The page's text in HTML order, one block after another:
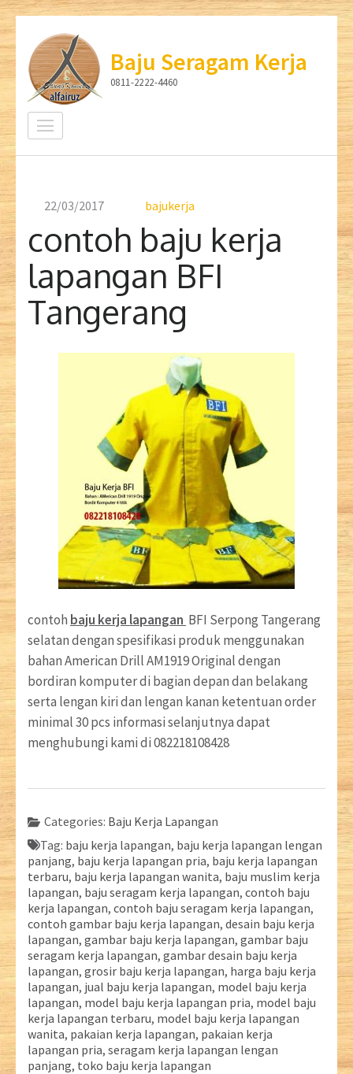
ke
konten
(Tekan
Enter)
Baju Seragam Kerja
0811-2222-4460
22/03/2017 bajukerja
contoh baju kerja
lapangan BFI
Tangerang
contoh baju kerja lapangan BFI Serpong Tangerang
selatan dengan spesifikasi produk menggunakan
bahan American Drill AM1919 Original dengan
bordiran komputer di bagian depan dan belakang
serta lengan kiri dan lengan kanan ketentuan order
minimal 30 pcs informasi selanjutnya dapat
menghubungi kami di 082218108428
Categories: Baju Kerja Lapangan
Tag: baju kerja lapangan, baju kerja lapangan lengan
panjang, baju kerja lapangan pria, baju kerja lapangan
terbaru, baju kerja lapangan wanita, baju muslim kerja
lapangan, baju seragam kerja lapangan, contoh baju
kerja lapangan, contoh baju seragam kerja lapangan,
contoh gambar baju kerja lapangan, desain baju kerja
lapangan, gambar baju kerja lapangan, gambar baju
seragam kerja lapangan, gambar desain baju kerja
lapangan, grosir baju kerja lapangan, harga baju kerja
lapangan, jual baju kerja lapangan, model baju kerja
lapangan, model baju kerja lapangan pria, model baju
kerja lapangan terbaru, model baju kerja lapangan
wanita, pakaian kerja lapangan, pakaian kerja
lapangan pria, seragam kerja lapangan lengan
panjang, toko baju kerja lapangan